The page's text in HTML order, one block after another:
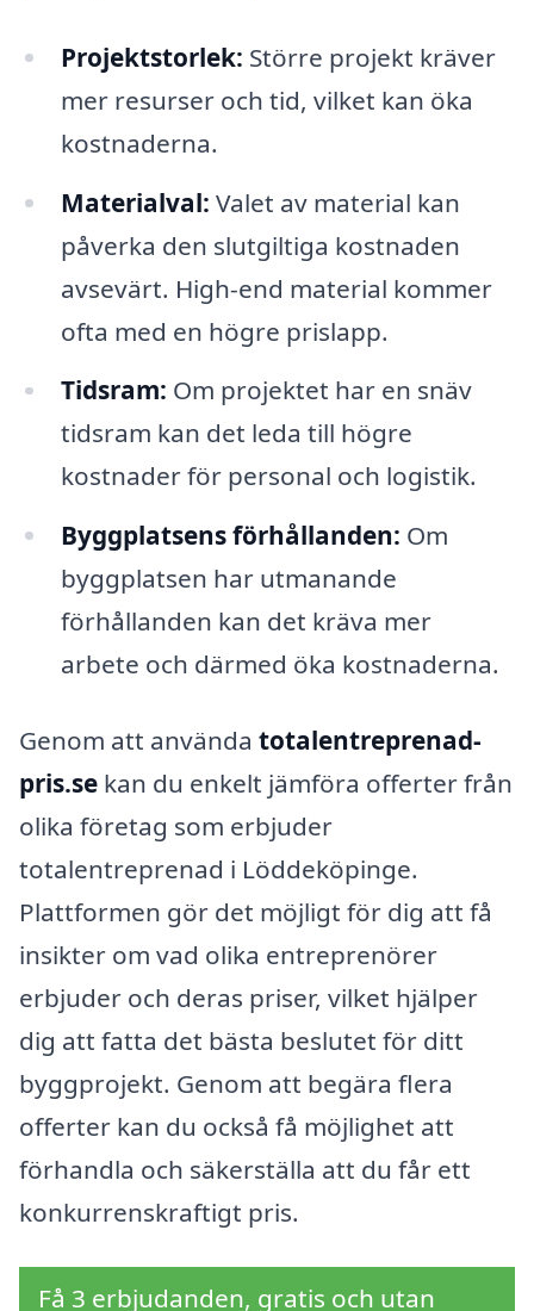
Projektstorlek: Större projekt kräver
mer resurser och tid, vilket kan öka
kostnaderna.
Materialval: Valet av material kan
påverka den slutgiltiga kostnaden
avsevärt. High-end material kommer
ofta med en högre prislapp.
Tidsram: Om projektet har en snäv
tidsram kan det leda till högre
kostnader för personal och logistik.
Byggplatsens förhållanden: Om
byggplatsen har utmanande
förhållanden kan det kräva mer
arbete och därmed öka kostnaderna.
Genom att använda totalentreprenad-
pris.se kan du enkelt jämföra offerter från
olika företag som erbjuder
totalentreprenad i Löddeköpinge.
Plattformen gör det möjligt för dig att få
insikter om vad olika entreprenörer
erbjuder och deras priser, vilket hjälper
dig att fatta det bästa beslutet för ditt
byggprojekt. Genom att begära flera
offerter kan du också få möjlighet att
förhandla och säkerställa att du får ett
konkurrenskraftigt pris.
Få 3 erbjudanden, gratis och utan